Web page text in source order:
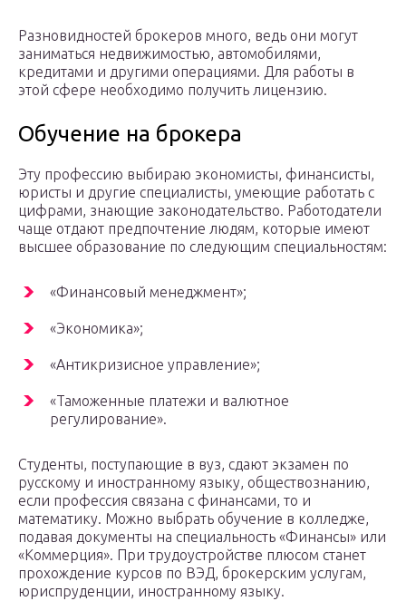
Разновидностей брокеров много, ведь они могут
заниматься недвижимостью, автомобилями,
кредитами и другими операциями. Для работы в
этой сфере необходимо получить лицензию.
Обучение на брокера
Эту профессию выбираю экономисты, финансисты,
юристы и другие специалисты, умеющие работать с
цифрами, знающие законодательство. Работодатели
чаще отдают предпочтение людям, которые имеют
высшее образование по следующим специальностям:
«Финансовый менеджмент»;
«Экономика»;
«Антикризисное управление»;
«Таможенные платежи и валютное
регулирование».
Студенты, поступающие в вуз, сдают экзамен по
русскому и иностранному языку, обществознанию,
если профессия связана с финансами, то и
математику. Можно выбрать обучение в колледже,
подавая документы на специальность «Финансы» или
«Коммерция». При трудоустройстве плюсом станет
прохождение курсов по ВЭД, брокерским услугам,
юриспруденции, иностранному языку.